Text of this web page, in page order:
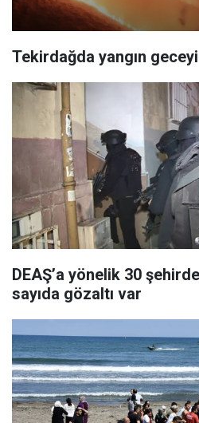
Tekirdağda yangın
DEAŞ’a yönelik 30
sayıda gözaltı var